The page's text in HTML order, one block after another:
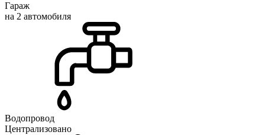
Гараж
на 2 автомобиля
Водопровод
Централизовано